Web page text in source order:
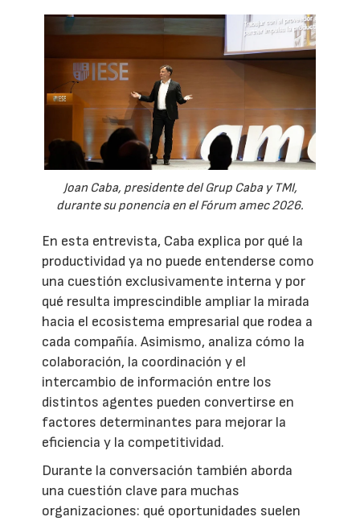
Joan Caba, presidente del Grup Caba y TMI,
durante su ponencia en el Fórum amec 2026.
En esta entrevista, Caba explica por qué la
productividad ya no puede entenderse como
una cuestión exclusivamente interna y por
qué resulta imprescindible ampliar la mirada
hacia el ecosistema empresarial que rodea a
cada compañía. Asimismo, analiza cómo la
colaboración, la coordinación y el
intercambio de información entre los
distintos agentes pueden convertirse en
factores determinantes para mejorar la
eficiencia y la competitividad.
Durante la conversación también aborda
una cuestión clave para muchas
organizaciones: qué oportunidades suelen